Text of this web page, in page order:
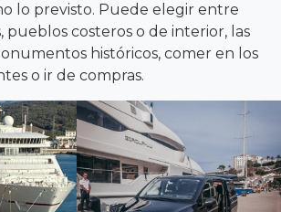
lo previsto. Puede elegir entre
costeros o de interior, las
históricos, comer en los
o ir de compras.